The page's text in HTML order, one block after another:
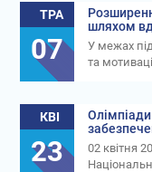
ТРА
07
шляхом
У межах
та
КВІ
23
02 квітня